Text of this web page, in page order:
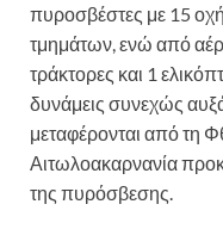
πυροσβέστες με 15
τμημάτων, ενώ από
τράκτορες και 1
δυνάμεις συνεχώς
μεταφέρονται από τη
Αιτωλοακαρνανία
της πυρόσβεσης.